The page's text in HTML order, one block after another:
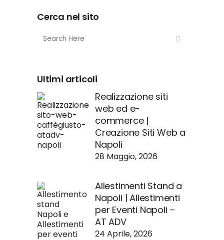
Cerca nel sito
Ultimi articoli
Realizzazione siti
web ed e-
commerce |
Creazione Siti Web a
Napoli
28 Maggio, 2026
Allestimenti Stand a
Napoli | Allestimenti
per Eventi Napoli –
AT ADV
24 Aprile, 2026